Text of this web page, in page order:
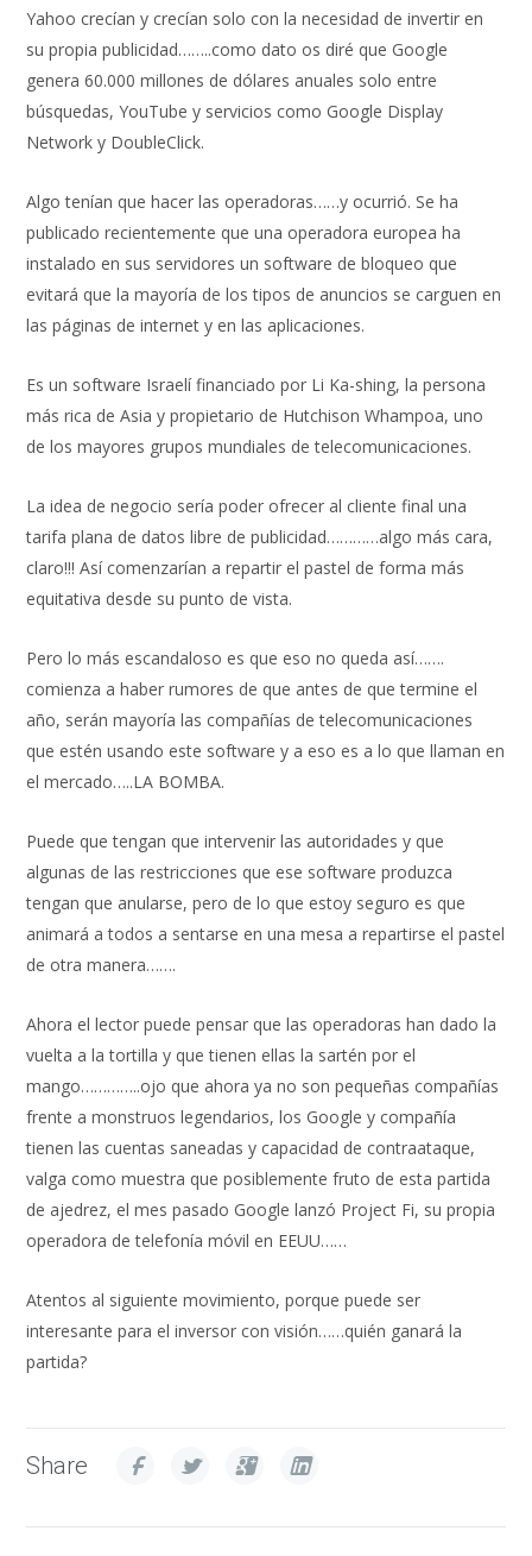
Yahoo crecían y crecían solo con la necesidad de invertir en
su propia publicidad……..como dato os diré que Google
genera 60.000 millones de dólares anuales solo entre
búsquedas, YouTube y servicios como Google Display
Network y DoubleClick.
Algo tenían que hacer las operadoras……y ocurrió. Se ha
publicado recientemente que una operadora europea ha
instalado en sus servidores un software de bloqueo que
evitará que la mayoría de los tipos de anuncios se carguen en
las páginas de internet y en las aplicaciones.
Es un software Israelí financiado por Li Ka-shing, la persona
más rica de Asia y propietario de Hutchison Whampoa, uno
de los mayores grupos mundiales de telecomunicaciones.
La idea de negocio sería poder ofrecer al cliente final una
tarifa plana de datos libre de publicidad…………algo más cara,
claro!!! Así comenzarían a repartir el pastel de forma más
equitativa desde su punto de vista.
Pero lo más escandaloso es que eso no queda así…….
comienza a haber rumores de que antes de que termine el
año, serán mayoría las compañías de telecomunicaciones
que estén usando este software y a eso es a lo que llaman en
el mercado…..LA BOMBA.
Puede que tengan que intervenir las autoridades y que
algunas de las restricciones que ese software produzca
tengan que anularse, pero de lo que estoy seguro es que
animará a todos a sentarse en una mesa a repartirse el pastel
de otra manera…….
Ahora el lector puede pensar que las operadoras han dado la
vuelta a la tortilla y que tienen ellas la sartén por el
mango…………..ojo que ahora ya no son pequeñas compañías
frente a monstruos legendarios, los Google y compañía
tienen las cuentas saneadas y capacidad de contraataque,
valga como muestra que posiblemente fruto de esta partida
de ajedrez, el mes pasado Google lanzó Project Fi, su propia
operadora de telefonía móvil en EEUU……
Atentos al siguiente movimiento, porque puede ser
interesante para el inversor con visión……quién ganará la
partida?
Share